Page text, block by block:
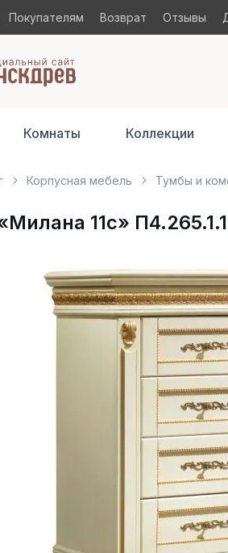
Покупателям Возврат Отзывы
Комнаты Коллекции
Корпусная мебель Тумбы и
11с»